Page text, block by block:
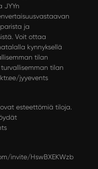
JYYn
ja
Voit ottaa
kynnyksellä
tilan
tilan
jyyevents
esteettömiä tiloja.
invite/HswBXEKWzb